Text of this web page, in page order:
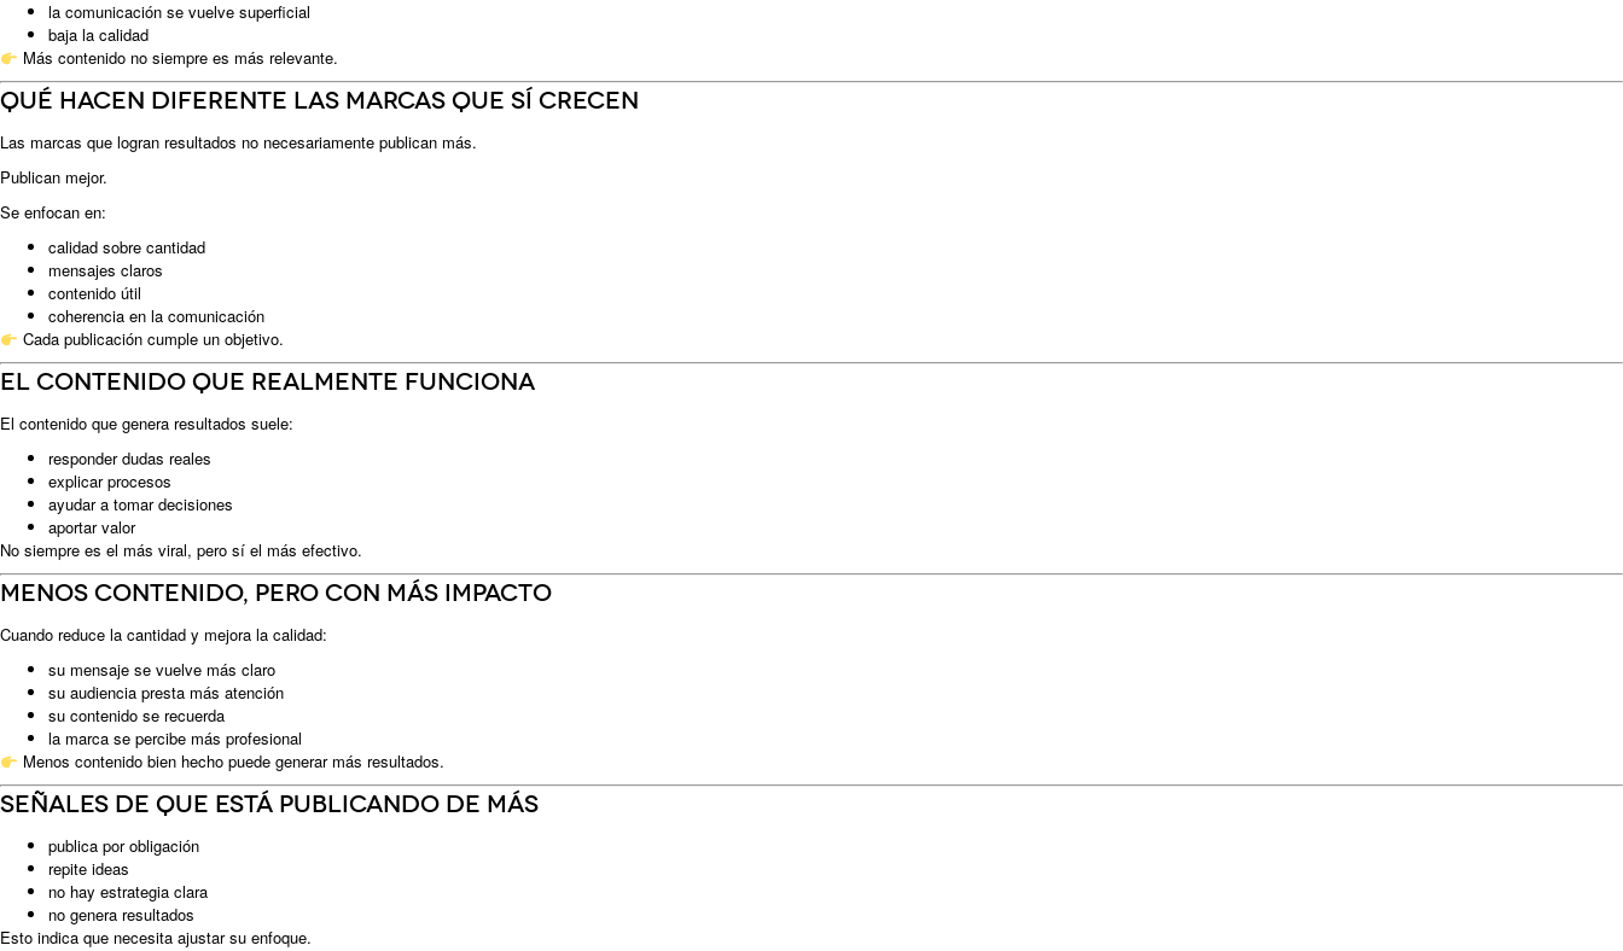
la comunicación se vuelve superficial
baja la calidad
Más contenido no siempre es más relevante.
Qué hacen diferente las marcas que sí crecen
Las marcas que logran resultados no necesariamente publican más.
Publican mejor.
Se enfocan en:
calidad sobre cantidad
mensajes claros
contenido útil
coherencia en la comunicación
Cada publicación cumple un objetivo.
El contenido que realmente funciona
El contenido que genera resultados suele:
responder dudas reales
explicar procesos
ayudar a tomar decisiones
aportar valor
No siempre es el más viral, pero sí el más efectivo.
Menos contenido, pero con más impacto
Cuando reduce la cantidad y mejora la calidad:
su mensaje se vuelve más claro
su audiencia presta más atención
su contenido se recuerda
la marca se percibe más profesional
Menos contenido bien hecho puede generar más resultados.
Señales de que está publicando de más
publica por obligación
repite ideas
no hay estrategia clara
no genera resultados
Esto indica que necesita ajustar su enfoque.